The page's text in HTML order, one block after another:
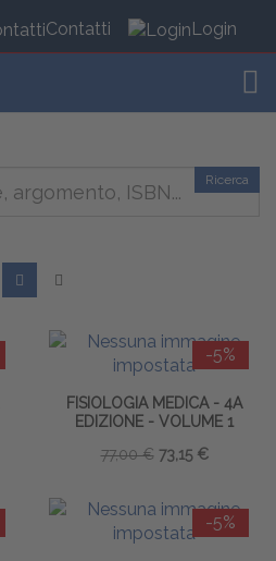
Contatti Login
Ricerca
-5%
FISIOLOGIA MEDICA - 4A
EDIZIONE - VOLUME 1
77,00 € 73,15 €
-5%